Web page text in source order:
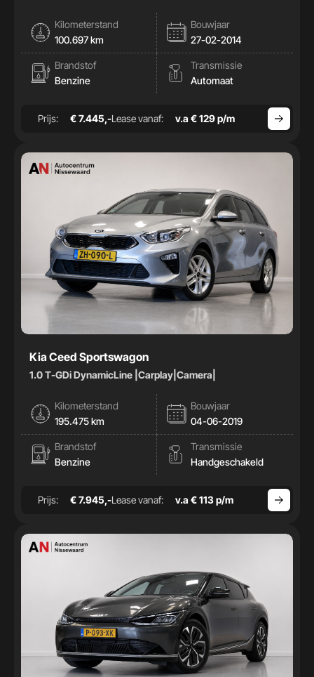
Kilometerstand
100.697 km
Bouwjaar
27-02-2014
Brandstof
Benzine
Transmissie
Automaat
Prijs: € 7.445,-Lease vanaf: v.a € 129 p/m
Kia Ceed Sportswagon
1.0 T-GDi DynamicLine |Carplay|Camera|
Kilometerstand
195.475 km
Bouwjaar
04-06-2019
Brandstof
Benzine
Transmissie
Handgeschakeld
Prijs: € 7.945,-Lease vanaf: v.a € 113 p/m